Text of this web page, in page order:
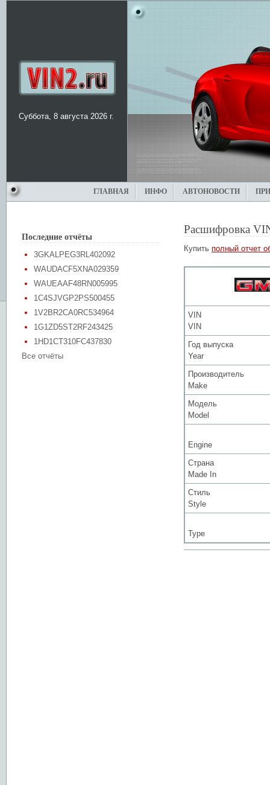
Суббота, 8 августа 2026 г.
ГЛАВНАЯ ИНФО АВТОНОВОСТИ
Последние отчёты
3GKALPEG3RL402092
WAUDACF5XNA029359
WAUEAAF48RN005995
1C4SJVGP2PS500455
1V2BR2CA0RC534964
1G1ZD5ST2RF243425
1HD1CT310FC437830
Все отчёты
Расшифровка
Купить полный отчет
VIN
VIN
Год выпуска
Year
Производитель
Make
Модель
Model
Engine
Страна
Made In
Стиль
Style
Type